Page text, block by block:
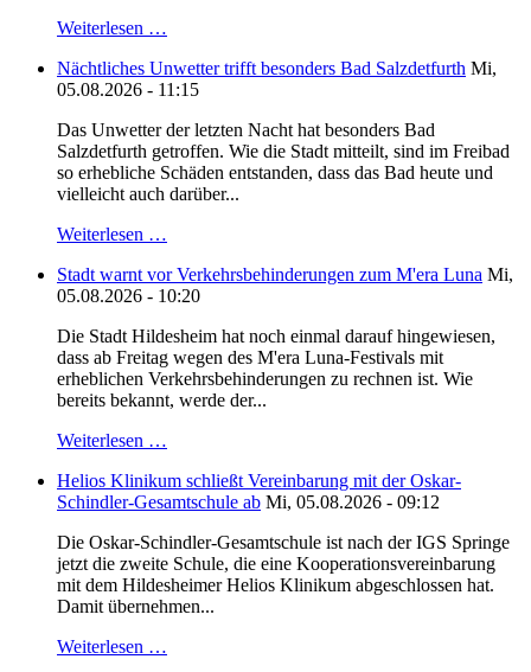
Weiterlesen …
Nächtliches Unwetter trifft besonders Bad Salzdetfurth Mi,
05.08.2026 - 11:15
Das Unwetter der letzten Nacht hat besonders Bad
Salzdetfurth getroffen. Wie die Stadt mitteilt, sind im Freibad
so erhebliche Schäden entstanden, dass das Bad heute und
vielleicht auch darüber...
Weiterlesen …
Stadt warnt vor Verkehrsbehinderungen zum M'era Luna Mi,
05.08.2026 - 10:20
Die Stadt Hildesheim hat noch einmal darauf hingewiesen,
dass ab Freitag wegen des M'era Luna-Festivals mit
erheblichen Verkehrsbehinderungen zu rechnen ist. Wie
bereits bekannt, werde der...
Weiterlesen …
Helios Klinikum schließt Vereinbarung mit der Oskar-
Schindler-Gesamtschule ab Mi, 05.08.2026 - 09:12
Die Oskar-Schindler-Gesamtschule ist nach der IGS Springe
jetzt die zweite Schule, die eine Kooperationsvereinbarung
mit dem Hildesheimer Helios Klinikum abgeschlossen hat.
Damit übernehmen...
Weiterlesen …